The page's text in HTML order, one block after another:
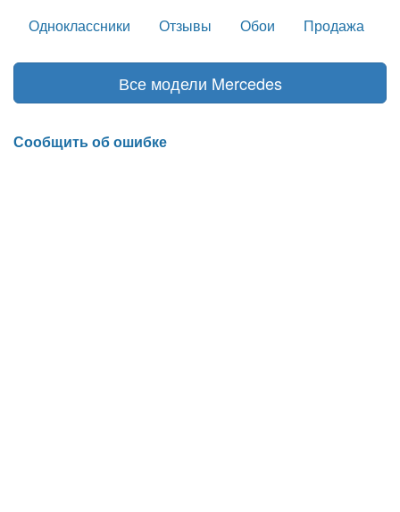
Одноклассники
Отзывы Обои Продажа
Все модели Mercedes
Сообщить об ошибке